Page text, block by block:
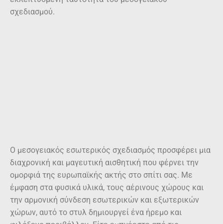
σχεδιασμού.
Ο μεσογειακός εσωτερικός σχεδιασμός προσφέρει μια
διαχρονική και μαγευτική αισθητική που φέρνει την
ομορφιά της ευρωπαϊκής ακτής στο σπίτι σας. Με
έμφαση στα φυσικά υλικά, τους αέρινους χώρους και
την αρμονική σύνδεση εσωτερικών και εξωτερικών
χώρων, αυτό το στυλ δημιουργεί ένα ήρεμο και
φιλόξενο περιβάλλον. Είτε εμπνέεστε από τις